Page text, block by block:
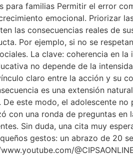
para familias Permitir el error
emocional. Priorizar
las consecuencias reales de
Por ejemplo, si no se
La clave: coherencia en
no depende de la
claro entre la acción y su
es una extensión
este modo, el adolescente
con una ronda de preguntas
Sin duda, una cita muy
gestos: un abrazo de 20